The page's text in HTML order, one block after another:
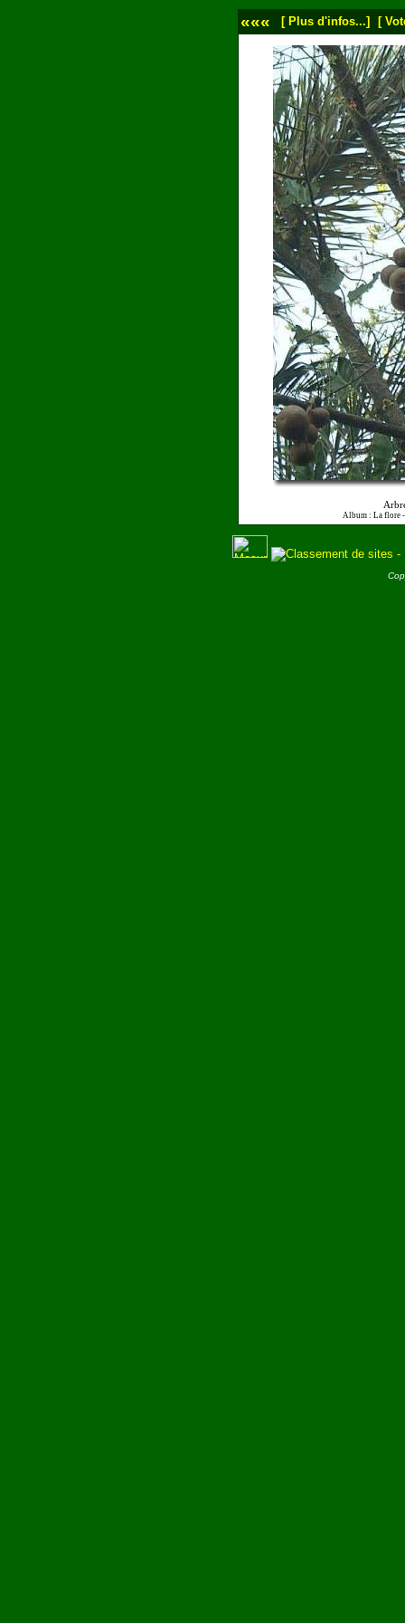
««« [ Plus d'infos...] [
Album : La flore